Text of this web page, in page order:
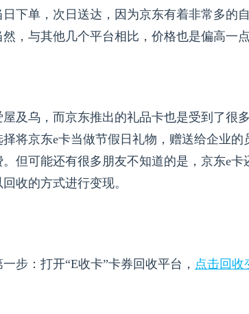
日下单，次日送达，因为京东有着非常多的
然，与其他几个平台相比，价格也是偏高一点
屋及乌，而京东推出的礼品卡也是受到了很
择将京东e卡当做节假日礼物，赠送给企业
。但可能还有很多朋友不知道的是，京东e
回收的方式进行变现。
一步：打开“E收卡”卡券回收平台， 点击回收